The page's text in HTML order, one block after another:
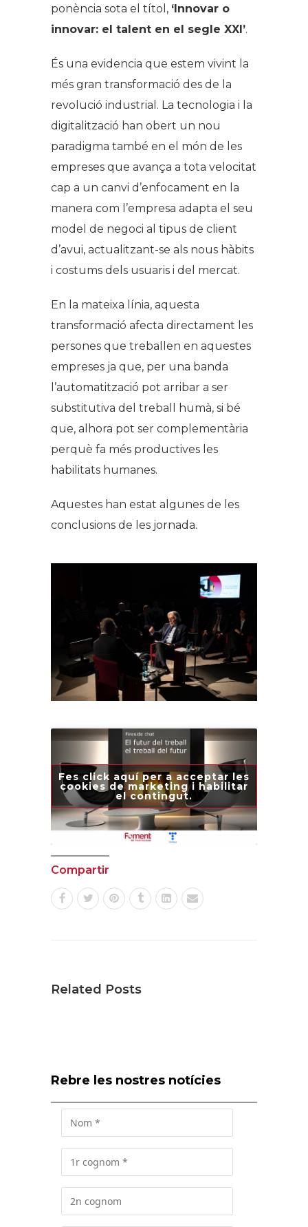
ponència sota el títol, ‘Innovar o
innovar: el talent en el segle XXI’.
És una evidencia que estem vivint la
més gran transformació des de la
revolució industrial. La tecnologia i la
digitalització han obert un nou
paradigma també en el món de les
empreses que avança a tota velocitat
cap a un canvi d’enfocament en la
manera com l’empresa adapta el seu
model de negoci al tipus de client
d’avui, actualitzant-se als nous hàbits
i costums dels usuaris i del mercat.
En la mateixa línia, aquesta
transformació afecta directament les
persones que treballen en aquestes
empreses ja que, per una banda
l’automatització pot arribar a ser
substitutiva del treball humà, si bé
que, alhora pot ser complementària
perquè fa més productives les
habilitats humanes.
Aquestes han estat algunes de les
conclusions de les jornada.
Fes click aquí per a acceptar les
cookies de marketing i habilitar
el contingut.
Compartir
Related Posts
Rebre les nostres notícies